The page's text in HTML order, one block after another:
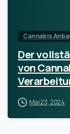
Cannabis
Der
von
Mai 23, 2024